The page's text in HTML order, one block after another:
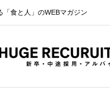
食と人」のWEBマガジン